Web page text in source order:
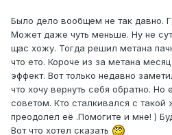
Было дело вообщем не так давно.
Может даже чуть меньше. Ну не
щас хожу. Тогда решил метана
что ето. Короче из за метана
эффект. Вот только недавно
что хочу вернуть себя обратно. Но
советом. Кто сталкивался с
преодолел её .Помогите и мне! )
Вот что хотел сказать